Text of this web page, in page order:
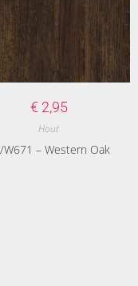
€ 2,95
Hout
W671 – Western Oak